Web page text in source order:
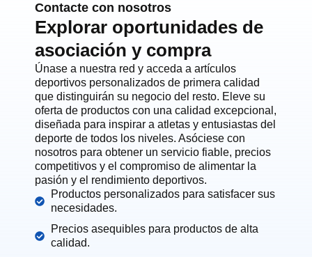
Contacte con nosotros
Explorar oportunidades de
asociación y compra
Únase a nuestra red y acceda a artículos
deportivos personalizados de primera calidad
que distinguirán su negocio del resto. Eleve su
oferta de productos con una calidad excepcional,
diseñada para inspirar a atletas y entusiastas del
deporte de todos los niveles. Asóciese con
nosotros para obtener un servicio fiable, precios
competitivos y el compromiso de alimentar la
pasión y el rendimiento deportivos.
Productos personalizados para satisfacer sus
necesidades.
Precios asequibles para productos de alta
calidad.